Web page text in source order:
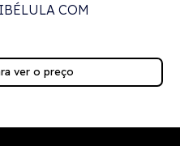
COM
ver o preço